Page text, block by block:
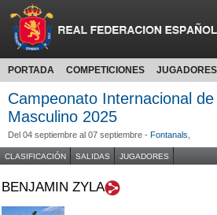
PORTADA COMPETICIONES JUGADORES
Campeonato Internacional
Masculino 2025
Del 04 septiembre al 07 septiembre - Fontanals
CLASIFICACIÓN SALIDAS JUGADORES
BENJAMIN ZYLA